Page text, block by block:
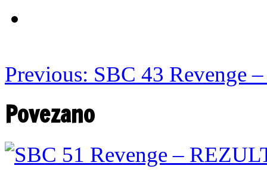
Previous: SBC 43 Revenge
Povezano